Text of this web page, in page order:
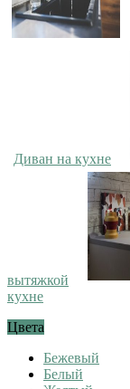
Диван на кухне
вытяжкой
кухне
Цвета
Бежевый
Белый